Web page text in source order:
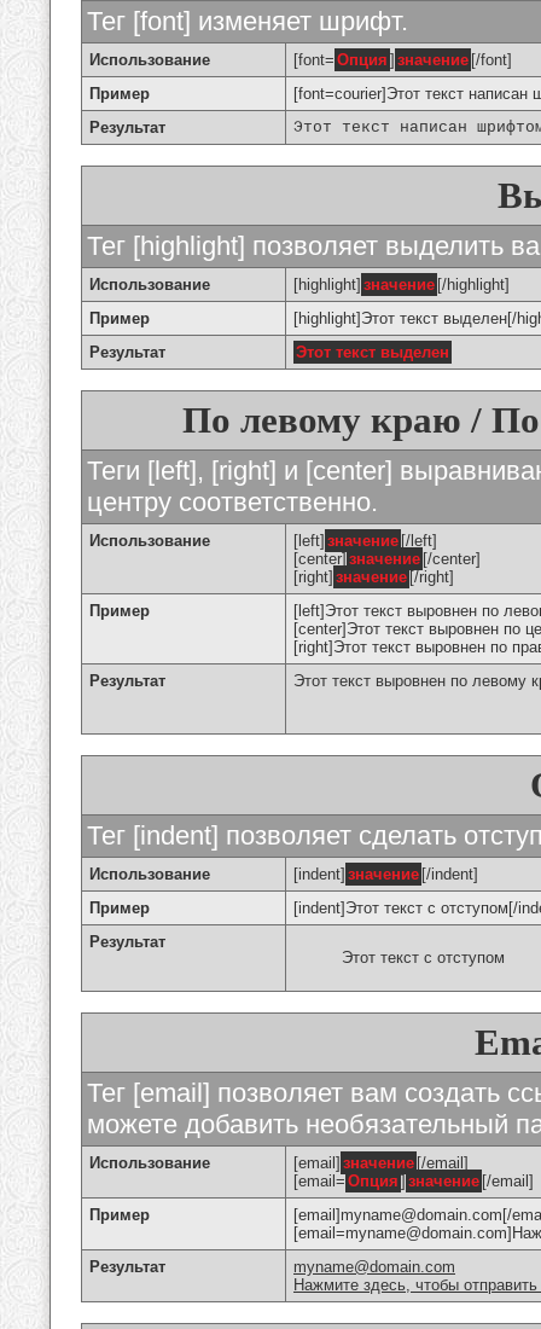
Тег [font] изменяет шрифт.
Использование [font= Опция ] значение [/font]
Пример
[font=courier]Этот текст
Результат
Этот текст написан
Тег [highlight] позволяет выделить
Использование [highlight] значение [/highlight]
Пример
[highlight]Этот текст выделен[/
Результат
Этот текст выделен
По левому краю /
Теги [left], [right] и [center]
центру соответственно.
Использование [left] значение [/left]
[center] значение [/center]
[right] значение [/right]
Пример
[left]Этот текст выровнен по
[center]Этот текст выровнен по
[right]Этот текст выровнен по
Результат
Этот текст выровнен по левому
Тег [indent] позволяет сделать
Использование [indent] значение [/indent]
Пример
[indent]Этот текст с отступом[/
Результат
Этот текст с отступом
Тег [email] позволяет вам создать
можете добавить необязательный
Использование [email] значение [/email]
[email= Опция ] значение [/email]
Пример
[email]myname@domain.com[/
Результат
myname@domain.com
Нажмите здесь, чтобы